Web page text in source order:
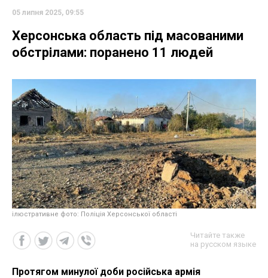
05 липня 2025, 09:55
Херсонська область під масованими
обстрілами: поранено 11 людей
ілюстративне фото: Поліція Херсонської області
Читайте также
на русском языке
Протягом минулої доби російська армія